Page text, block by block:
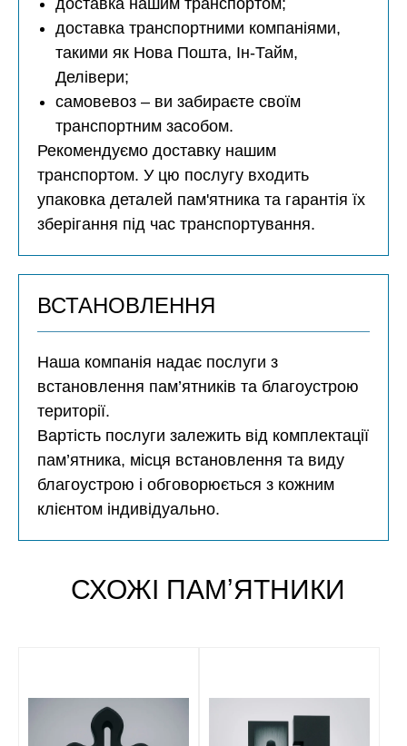
доставка нашим транспортом;
доставка транспортними компаніями,
такими як Нова Пошта, Ін-Тайм,
Делівери;
самовевоз – ви забираєте своїм
транспортним засобом.
Рекомендуємо доставку нашим
транспортом. У цю послугу входить
упаковка деталей пам'ятника та гарантія їх
зберігання під час транспортування.
ВСТАНОВЛЕННЯ
Наша компанія надає послуги з
встановлення пам’ятників та благоустрою
території.
Вартість послуги залежить від комплектації
пам’ятника, місця встановлення та виду
благоустрою і обговорюється з кожним
клієнтом індивідуально.
СХОЖІ ПАМʼЯТНИКИ